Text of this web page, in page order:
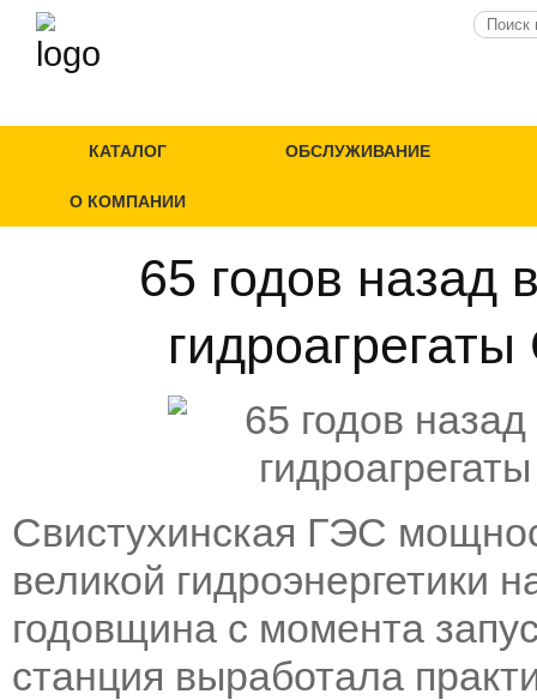
КАТАЛОГ ОБСЛУЖИВАНИЕ
О КОМПАНИИ
65 годов назад
Свистухинская ГЭС
великой гидроэнергетики
годовщина с момента
станция выработала